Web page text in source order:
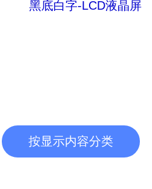
黑底白字-LCD液晶屏
按显示内容分类